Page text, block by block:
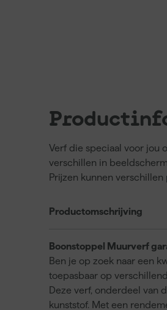
Verf die speciaal voor jou
verschillen in
Prijzen kunnen verschillen
Productomschrijving
Boonstoppel Muurverf
Ben je op zoek naar een
toepasbaar op
Deze verf, onderdeel van
kunststof. Met een